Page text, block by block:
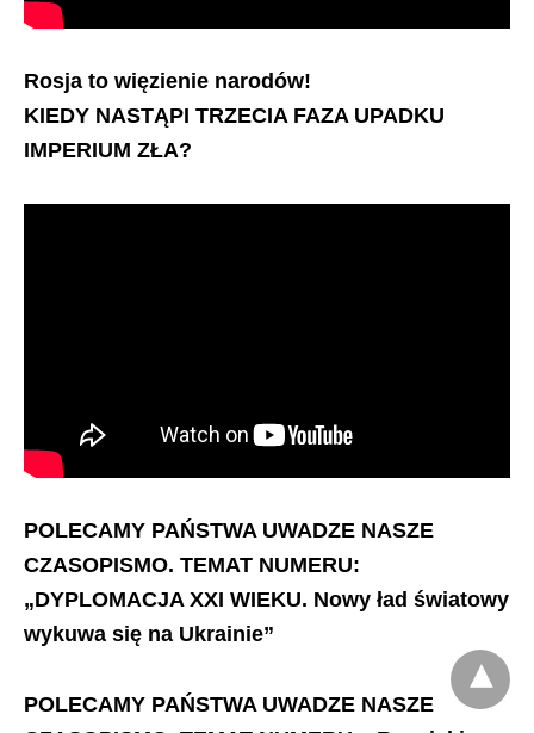
Rosja to więzienie narodów!
KIEDY NASTĄPI TRZECIA FAZA UPADKU
IMPERIUM ZŁA?
POLECAMY PAŃSTWA UWADZE NASZE
CZASOPISMO. TEMAT NUMERU:
„DYPLOMACJA XXI WIEKU. Nowy ład światowy
wykuwa się na Ukrainie”
POLECAMY PAŃSTWA UWADZE NASZE